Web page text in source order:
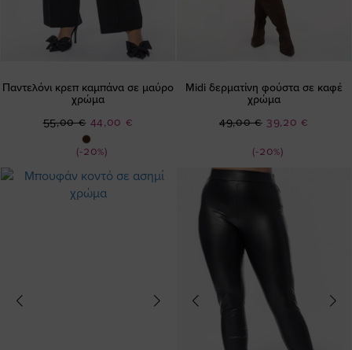
Παντελόνι κρεπ καμπάνα σε μαύρο
χρώμα
(-20%)
Ειδική
Τιμή
44,00 €
55,00 €
Midi δερματίνη φούστα σε καφέ
χρώμα
(-20%)
Ειδική
39,20 €
49,00 €